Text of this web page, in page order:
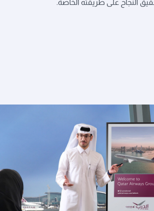
النجاح على طريقته الخاصة.